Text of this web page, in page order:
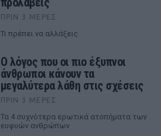
ΠΡΙΝ 3 ΜΈΡΕΣ
Τι πρέπει να αλλάξεις
Ο λόγος που οι πιο έξυπνοι
άνθρωποι κάνουν τα
μεγαλύτερα λάθη στις σχέσεις
ΠΡΙΝ 3 ΜΈΡΕΣ
Τα 4 συχνότερα ερωτικά ατοπήματα των
ευφυών ανθρώπων